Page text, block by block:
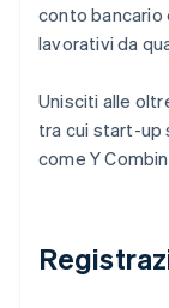
conto bancario
lavorativi da
Unisciti alle
tra cui start-up
come Y